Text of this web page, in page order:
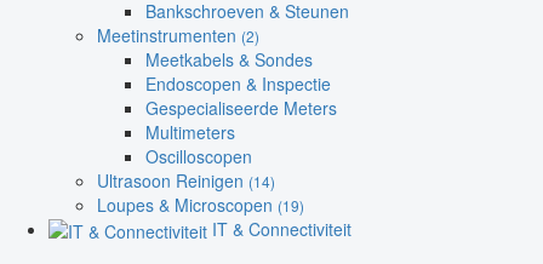
Bankschroeven & Steunen
Meetinstrumenten (2)
Meetkabels & Sondes
Endoscopen & Inspectie
Gespecialiseerde Meters
Multimeters
Oscilloscopen
Ultrasoon Reinigen (14)
Loupes & Microscopen (19)
IT & Connectiviteit